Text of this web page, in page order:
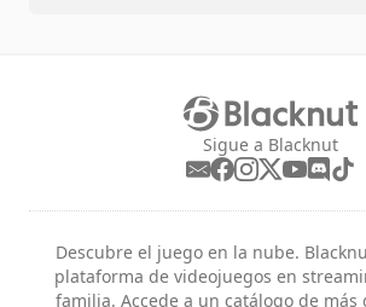
Sigue a Blacknut
Descubre el juego en la nube.
plataforma de videojuegos en
familia. Accede a un catálogo de más